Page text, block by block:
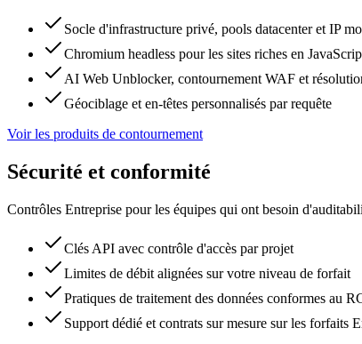
Socle d'infrastructure privé, pools datacenter et IP
Chromium headless pour les sites riches en
AI Web Unblocker, contournement WAF et
Géociblage et en-têtes personnalisés par requête
Voir les produits de contournement
Sécurité et conformité
Contrôles Entreprise pour les équipes qui ont besoin
Clés API avec contrôle d'accès par projet
Limites de débit alignées sur votre niveau de forfait
Pratiques de traitement des données conformes au
Support dédié et contrats sur mesure sur les forfaits